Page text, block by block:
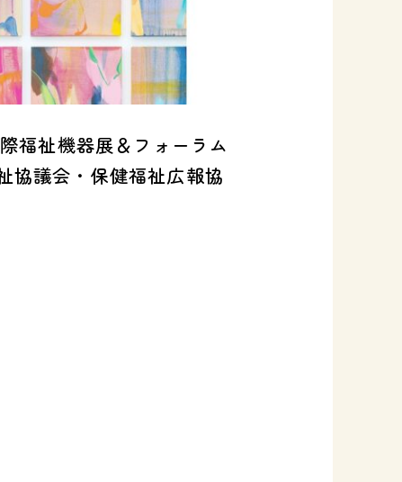
福祉機器展＆フォーラム
協議会・保健福祉広報協